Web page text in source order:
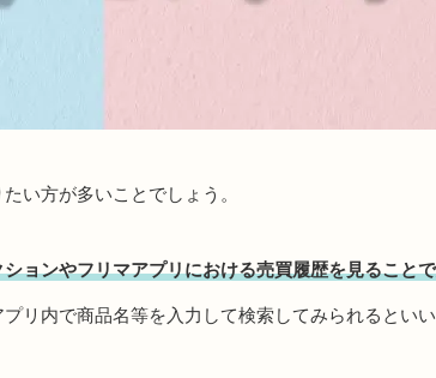
い方が多いことでしょう。
ョンやフリマアプリにおける売買履歴を見ること
リ内で商品名等を入力して検索してみられるといい